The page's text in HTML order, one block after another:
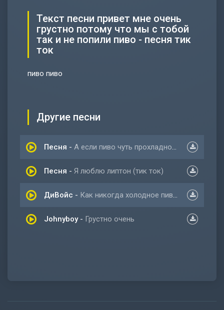
Текст песни привет мне очень
грустно потому что мы с тобой
так и не попили пиво - песня тик
ток
пиво пиво
Другие песни
Песня - А если пиво чуть прохладное это фантастик
Песня - Я люблю липтон (тик ток)
ДиВойс - Как никогда холодное пиво пенится в кружке
Johnyboy- Грустно очень